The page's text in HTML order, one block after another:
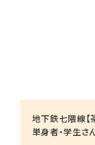
地下鉄七隈線【
単身者・学生さ